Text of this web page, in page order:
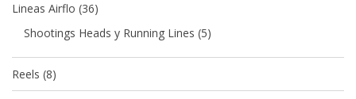
Lineas Airflo (36)
Shootings Heads y Running Lines (5)
Reels (8)